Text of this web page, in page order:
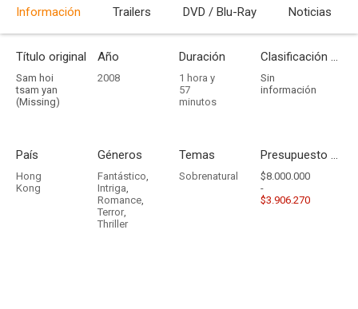
Estrenada
Información Trailers DVD / Blu-Ray Noticias
Título original
Sam hoi
tsam yan
(Missing)
Año
2008
Duración
1 hora y
57
minutos
Clasificación por edades
Sin
información
País
Hong
Kong
Géneros
Fantástico,
Intriga,
Romance,
Terror,
Thriller
Temas
Sobrenatural
Presupuesto - Ingresos
$8.000.000
-
$3.906.270